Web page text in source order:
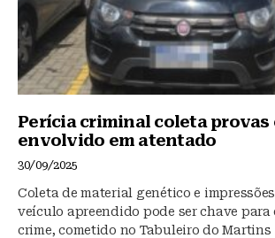
Perícia criminal coleta provas
envolvido em atentado
30/09/2025
Coleta de material genético e
veículo apreendido pode ser chave para
crime, cometido no Tabuleiro do Martins